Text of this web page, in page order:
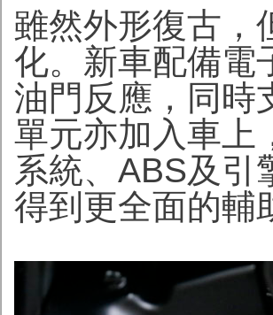
雖然外形復古，
化。新車配備電
油門反應，同時
單元亦加入車上
系統、ABS及引
得到更全面的輔